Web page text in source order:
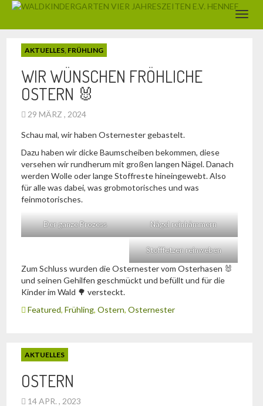
AKTUELLES, FRÜHLING
WIR WÜNSCHEN FRÖHLICHE
OSTERN 🐰
29 MÄRZ , 2024
Schau mal, wir haben Osternester gebastelt.
Dazu haben wir dicke Baumscheiben bekommen, diese
versehen wir rundherum mit großen langen Nägel. Danach
werden Wolle oder lange Stoffreste hineingewebt. Also
für alle was dabei, was grobmotorisches und was
feinmotorisches.
Der ganze Prozess Nägel reinhämmern
Stofffetzen reinweben
Zum Schluss wurden die Osternester vom Osterhasen 🐰
und seinen Gehilfen geschmückt und befüllt und für die
Kinder im Wald 🌳 versteckt.
Featured, Frühling, Ostern, Osternester
AKTUELLES
OSTERN
14 APR. , 2023